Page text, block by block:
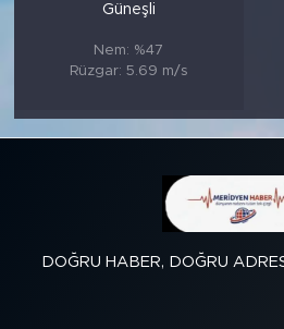
Güneşli
Nem: %47
Rüzgar: 5.69 m/s
DOĞRU HABER, DOĞRU